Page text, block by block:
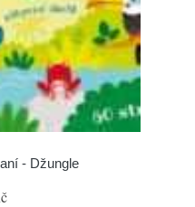
- Džungle